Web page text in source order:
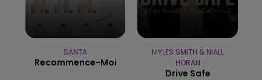
SANTA
Recommence-Moi
MYLES SMITH & NIALL
HORAN
Drive Safe